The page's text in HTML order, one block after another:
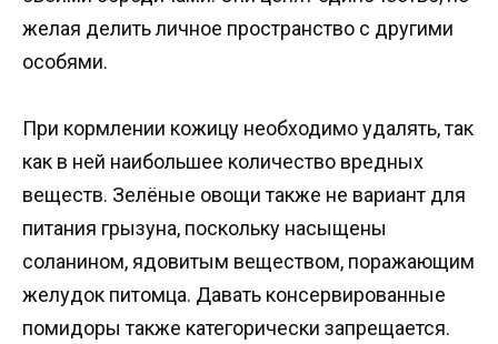
желая делить личное пространство с другими
особями.
При кормлении кожицу необходимо удалять, так
как в ней наибольшее количество вредных
веществ. Зелёные овощи также не вариант для
питания грызуна, поскольку насыщены
соланином, ядовитым веществом, поражающим
желудок питомца. Давать консервированные
помидоры также категорически запрещается.